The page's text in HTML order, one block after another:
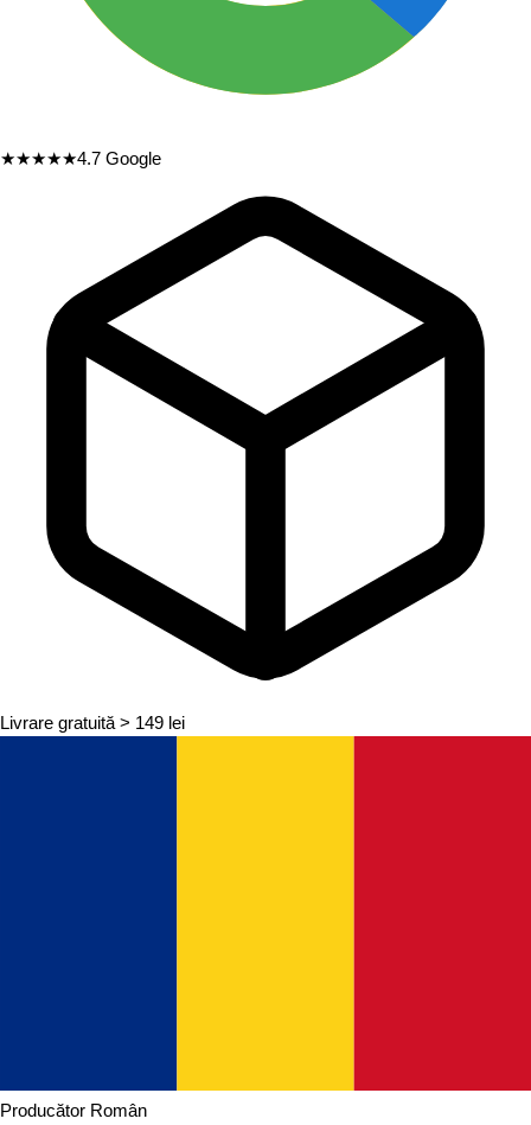
★★★★★4.7 Google
Livrare gratuită > 149 lei
Producător Român